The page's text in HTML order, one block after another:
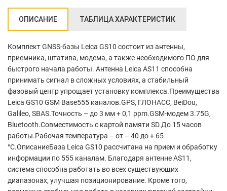
ОПИСАНИЕ ТАБЛИЦА ХАРАКТЕРИСТИК
Комплект GNSS-базы Leica GS10 состоит из антенны,
приемника, штатива, модема, а также необходимого ПО для
быстрого начала работы. Антенна Leica AS11 способна
принимать сигнал в сложных условиях, а стабильный
фазовый центр упрощает установку комплекса.Преимущества
Leica GS10 GSM Base555 каналов.GPS, ГЛОНАСС, BeiDou,
Galileo, SBAS.Точность – до 3 мм + 0,1 ppm.GSM-модем 3.75G,
Bluetooth.Совместимость с картой памяти SD.До 15 часов
работы.Рабочая температура – от – 40 до + 65
°С.ОписаниеБаза Leica GS10 рассчитана на прием и обработку
информации по 555 каналам. Благодаря антенне AS11,
система способна работать во всех существующих
диапазонах, улучшая позиционирование. Кроме того,